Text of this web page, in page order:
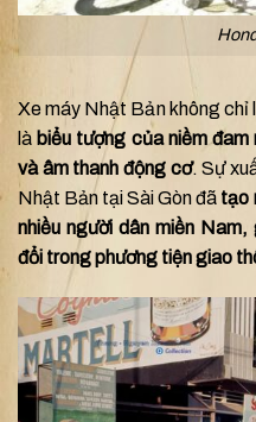
Xe máy Nhật Bản không chỉ
là biểu tượng của niềm
và âm thanh động cơ. Sự
Nhật Bản tại Sài Gòn đã tạo
nhiều người dân miền
đổi trong phương tiện giao